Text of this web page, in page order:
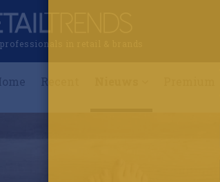
in retail & brands
Recent